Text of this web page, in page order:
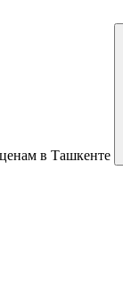
в Ташкенте